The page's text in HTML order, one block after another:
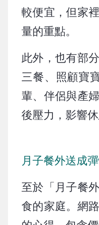
較便宜，但家
量的重點。
此外，也有部
三餐、照顧寶
輩、伴侶與產
後壓力，影響休
月子餐外送成
至於「月子餐
食的家庭。網